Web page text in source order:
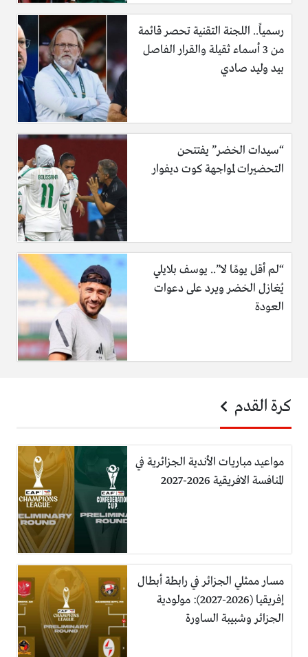
رسمياً.. اللجنة التقنية تحصر قائمة
من 3 أسماء ثقيلة والقرار الفاصل
بيد وليد صادي
“سيدات الخضر” يفتتحن
التحضيرات لمواجهة كوت ديفوار
“لم أقل يومًا لا”.. يوسف بلايلي
يُغازل الخضر ويرد على دعوات
العودة
كرة القدم
مواعيد مباريات الأندية الجزائرية في
المنافسة الافريقية 2026-2027
مسار ممثلي الجزائر في رابطة أبطال
إفريقيا (2026-2027): مولودية
الجزائر وشبيبة الساورة